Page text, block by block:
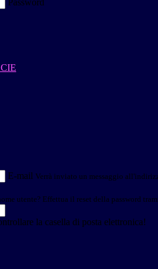
Password
E-mail Verrà inviato un messaggio
utente? Effettua il reset della password
la casella di posta elettronica!